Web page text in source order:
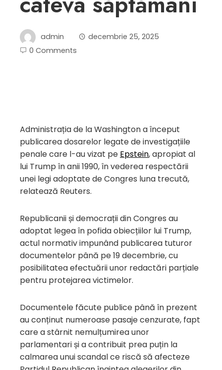
admin
decembrie 25, 2025
0 Comments
Administrația de la Washington a început
publicarea dosarelor legate de investigațiile
penale care l-au vizat pe Epstein, apropiat al
lui Trump în anii 1990, în vederea respectării
unei legi adoptate de Congres luna trecută,
relatează Reuters.
Republicanii și democrații din Congres au
adoptat legea în pofida obiecțiilor lui Trump,
actul normativ impunând publicarea tuturor
documentelor până pe 19 decembrie, cu
posibilitatea efectuării unor redactări parțiale
pentru protejarea victimelor.
Documentele făcute publice până în prezent
au conținut numeroase pasaje cenzurate, fapt
care a stârnit nemulțumirea unor
parlamentari și a contribuit prea puțin la
calmarea unui scandal ce riscă să afecteze